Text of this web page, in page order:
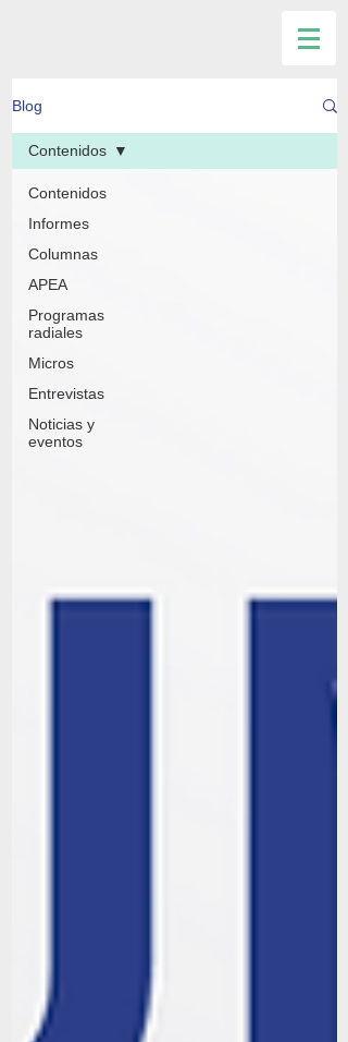
Blog
Contenidos
Informes
Columnas
APEA
Programas
radiales
Micros
Entrevistas
Noticias y
eventos
Contenidos